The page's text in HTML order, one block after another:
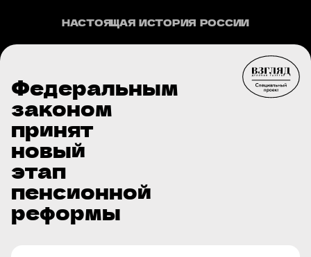
НАСТОЯЩАЯ ИСТОРИЯ РОССИИ
Федеральным
законом
принят
новый
этап
пенсионной
реформы